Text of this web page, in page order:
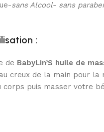
sans Alcool- sans
:
de BabyLin’S huile de
creux de la main pour la
corps puis masser votre